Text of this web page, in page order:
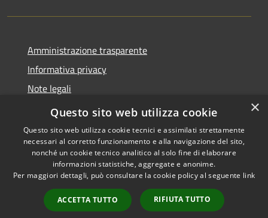
Amministrazione trasparente
Informativa privacy
Note legali
Dichiarazione di accessibilità
Accessibilità
Copyright © 2026 • Comune di
Ascrea • Powered by
Municipium•
Accesso
redazione
×
Questo sito web utilizza cookie
Questo sito web utilizza cookie tecnici e assimilati strettamente
necessari al corretto funzionamento e alla navigazione del sito,
nonché un cookie tecnico analitico al solo fine di elaborare
informazioni statistiche, aggregate e anonime.
Per maggiori dettagli, può consultare la cookie policy al seguente link
ACCETTA TUTTO RIFIUTA TUTTO